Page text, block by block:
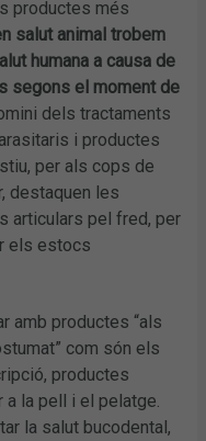
productes més
salut animal trobem
humana a causa de
segons el moment de
dels tractaments
i productes
per als cops de
destaquen les
articulars pel fred, per
els estocs
amb productes “als
com són els
productes
a la pell i el pelatge.
la salut bucodental,